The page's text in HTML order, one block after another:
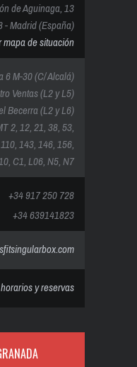
de Aguinaga, 13
- Madrid (España)
mapa de situación
6 M-30 (C/ Alcalá)
Ventas (L2 y L5)
Becerra (L2 y L6)
2, 12, 21, 38, 53,
143, 146, 156,
C1, L06, N5, N7
+34 917 250 728
+34 639141823
y reservas